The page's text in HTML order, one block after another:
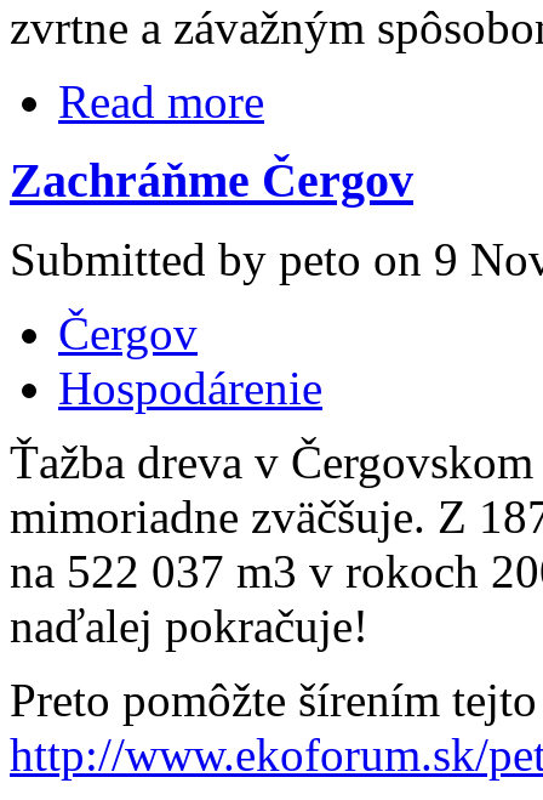
zvrtne a závažným
Read more
Zachráňme Čergov
Submitted by peto on 9
Čergov
Hospodárenie
Ťažba dreva v
mimoriadne zväčšuje. Z
na 522 037 m3 v rokoch
naďalej pokračuje!
Preto pomôžte šírením
http://www.ekoforum.sk/